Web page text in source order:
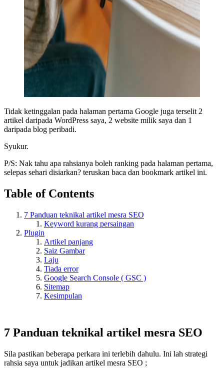
Tidak ketinggalan pada halaman pertama Google juga terselit 2
artikel daripada WordPress saya, 2 website milik saya dan 1
daripada blog peribadi.
Syukur.
P/S: Nak tahu apa rahsianya boleh ranking pada halaman pertama,
selepas sehari disiarkan? teruskan baca dan bookmark artikel ini.
Table of Contents
7 Panduan teknikal artikel mesra SEO
Keyword kurang persaingan
Plugin
Artikel panjang
Saiz Gambar
Laju
Tiada error
Google Search Console ( GSC )
Sitemap
Kesimpulan
7 Panduan teknikal artikel mesra SEO
Sila pastikan beberapa perkara ini terlebih dahulu. Ini lah strategi
rahsia saya untuk jadikan artikel mesra SEO ;